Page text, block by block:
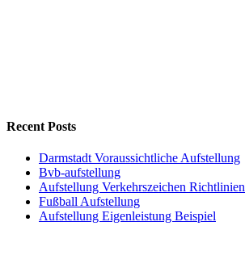
Recent Posts
Darmstadt Voraussichtliche Aufstellung
Bvb-aufstellung
Aufstellung Verkehrszeichen Richtlinien
Fußball Aufstellung
Aufstellung Eigenleistung Beispiel